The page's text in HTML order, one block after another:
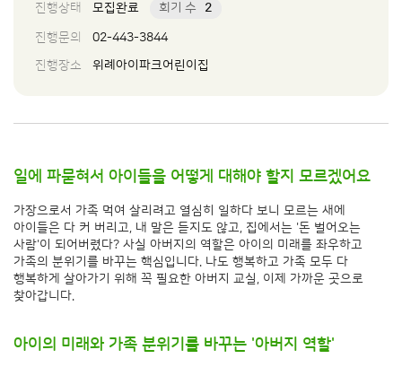
진행상태 모집완료 회기 수 2
진행문의
02-443-3844
진행장소
위례아이파크어린이집
일에 파묻혀서 아이들을 어떻게 대해야 할지 모르겠어요
가장으로서 가족 먹여 살리려고 열심히 일하다 보니 모르는 새에
아이들은 다 커 버리고, 내 말은 듣지도 않고, 집에서는 '돈 벌어오는
사람'이 되어버렸다? 사실 아버지의 역할은 아이의 미래를 좌우하고
가족의 분위기를 바꾸는 핵심입니다. 나도 행복하고 가족 모두 다
행복하게 살아가기 위해 꼭 필요한 아버지 교실, 이제 가까운 곳으로
찾아갑니다.
아이의 미래와 가족 분위기를 바꾸는 '아버지 역할'